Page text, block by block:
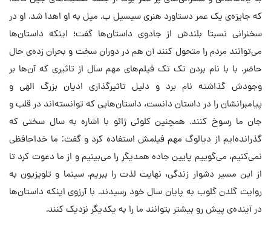
که جایزه‌ی یک عمر دستاورد هنری سیسیل ب. میل به او اهدا شد. او در
سخنرانی نسبتا بلندش از جادوی داستان‌ها گفت؛ اینکه داستان‌ها
می‌توانند مردم را متحول کنند آن هم در دوران سخت و بحران زده‌ی حال
حاضر. با با نام بردن تک تک فیلم‌های مهم سال از تاثیری که آن‌ها بر
وجودش گذاشته نام برد و دلیل تاثیرگذاری ادیان بزرگ الهی و
پیامبرانشان را در داستان دانست‌، داستان‌هایی که توانسته‌اند در قلب و
جان ما رسوخ کنند. همچنین کلوئی ژائو با اشاره به سال سختی که
گذرانده‌ایم از دیالوگ مهم فیلمش استفاده کرد و گفت: ما خداحافظی
نمی‌کنیم، می‌گوییم پایین جاده همدیگر را می‌بینیم و از ما دعوت کرد تا
از این مسیر دشوار زندگی، نهایت لذت را ببریم. سینما و تلویزیون به
روایت گلدن گلوب به پایان سال خود رسیدند. با آرزوی اینکه داستان‌ها
در آینده‌ی پیش رو بیشتر بتوانند ما را به یکدیگر نزدیک کنند.